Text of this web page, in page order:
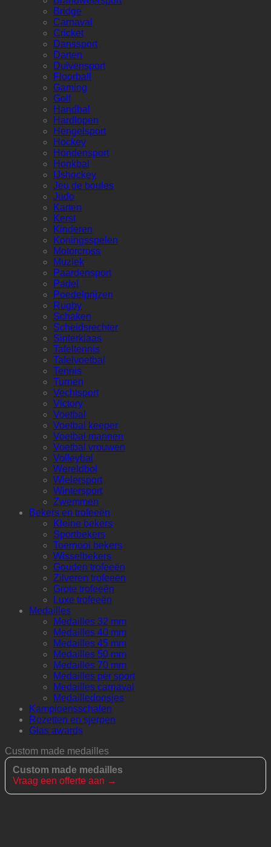
Bridge
Carnaval
Cricket
Danssport
Darten
Duivensport
Floorball
Gaming
Golf
Handbal
Hardlopen
Hengelsport
Hockey
Hondensport
Honkbal
IJshockey
Jeu de boules
Judo
Karten
Kerst
Kinderen
Koningsspelen
Motorcross
Muziek
Paardensport
Padel
Poedelprijzen
Rugby
Schaken
Scheidsrechter
Sinterklaas
Tafeltennis
Tafelvoetbal
Tennis
Turnen
Vechtsport
Victory
Voetbal
Voetbal keeper
Voetbal mannen
Voetbal vrouwen
Volleybal
Wereldbol
Wielersport
Wintersport
Zwemmen
Bekers en trofeeën
Kleine bekers
Sportbekers
Toernooi bekers
Wisselbekers
Gouden trofeeën
Zilveren trofeeën
Grote trofeeën
Luxe trofeeën
Medailles
Medailles 32 mm
Medailles 40 mm
Medailles 45 mm
Medailles 50 mm
Medailles 70 mm
Medailles per sport
Medailles carnaval
Medailledoosjes
Kampioensschalen
Rozetten en sjerpen
Glas awards
Custom made medailles
Custom made medailles
Vraag een offerte aan →